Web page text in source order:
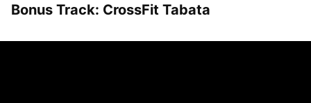
Bonus Track: CrossFit Tabata